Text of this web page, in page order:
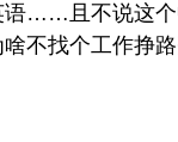
语……且不说这
不找个工作挣